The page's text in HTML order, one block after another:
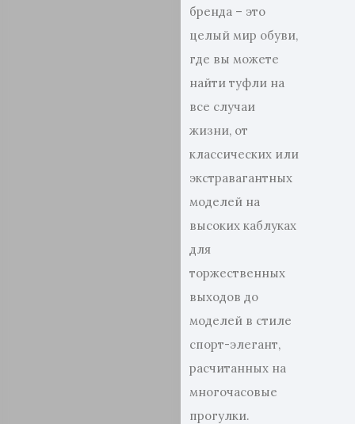
бренда – это
целый мир обуви,
где вы можете
найти туфли на
все случаи
жизни, от
классических или
экстравагантных
моделей на
высоких каблуках
для
торжественных
выходов до
моделей в стиле
спорт-элегант,
расчитанных на
многочасовые
прогулки.